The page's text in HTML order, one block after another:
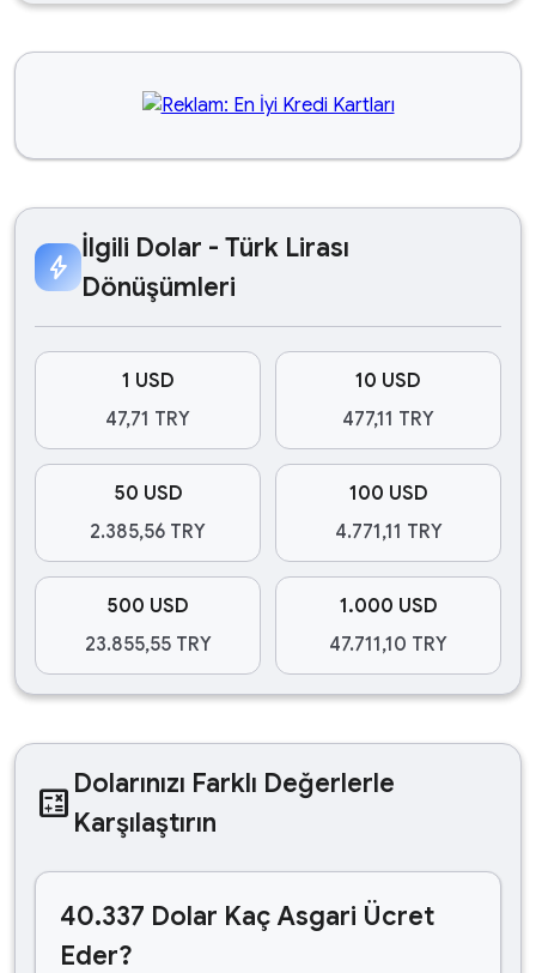
bolt
İlgili Dolar - Türk Lirası
Dönüşümleri
1 USD
47,71 TRY
10 USD
477,11 TRY
50 USD
2.385,56 TRY
100 USD
4.771,11 TRY
500 USD
23.855,55 TRY
1.000 USD
47.711,10 TRY
calculate Dolarınızı Farklı Değerlerle
Karşılaştırın
40.337 Dolar Kaç Asgari Ücret
Eder?